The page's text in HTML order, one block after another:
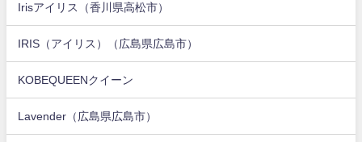
Irisアイリス（香川県高松市）
IRIS（アイリス）（広島県広島市）
KOBEQUEENクイーン
Lavender（広島県広島市）